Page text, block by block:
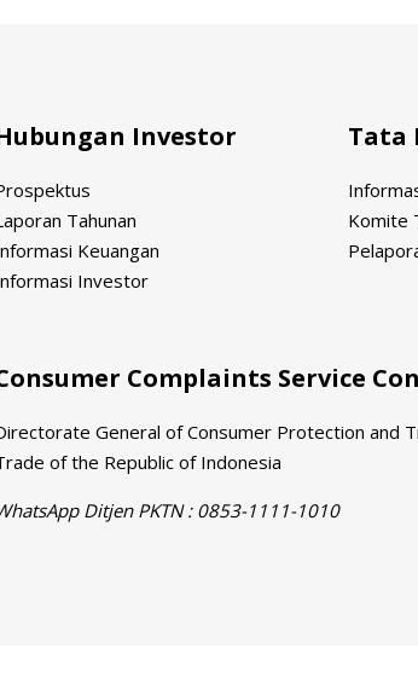
Investor
Tahunan
Keuangan
Investor
Tata
Komite
Complaints Service
General of Consumer Protection and
of the Republic of Indonesia
Ditjen PKTN : 0853-1111-1010